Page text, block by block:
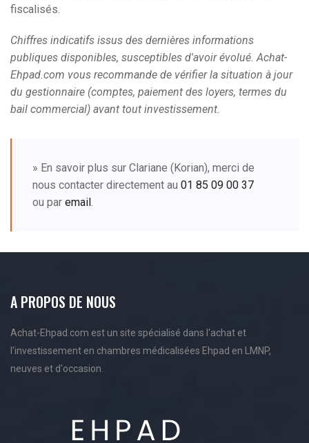
fiscalisés.
Chiffres indicatifs issus des dernières informations
publiques disponibles, susceptibles d'avoir évolué. Achat-
Ehpad.com vous recommande de vérifier la situation à jour
du gestionnaire (comptes, paiement des loyers, termes du
bail commercial) avant tout investissement.
» En savoir plus sur Clariane (Korian), merci de
nous contacter directement au 01 85 09 00 37
ou par email .
A PROPOS DE NOUS
Achat-Ehpad.com est un site spécialisé dans l'achat et
l'investissement en chambres médicalisées Ehpad en LMNP,
neuves et d'occasion.